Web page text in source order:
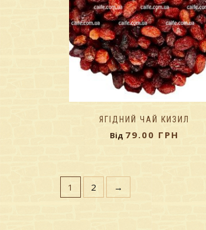
ЯГІДНИЙ ЧАЙ КИЗИЛ
Від 79.00 ГРН
1 2 →